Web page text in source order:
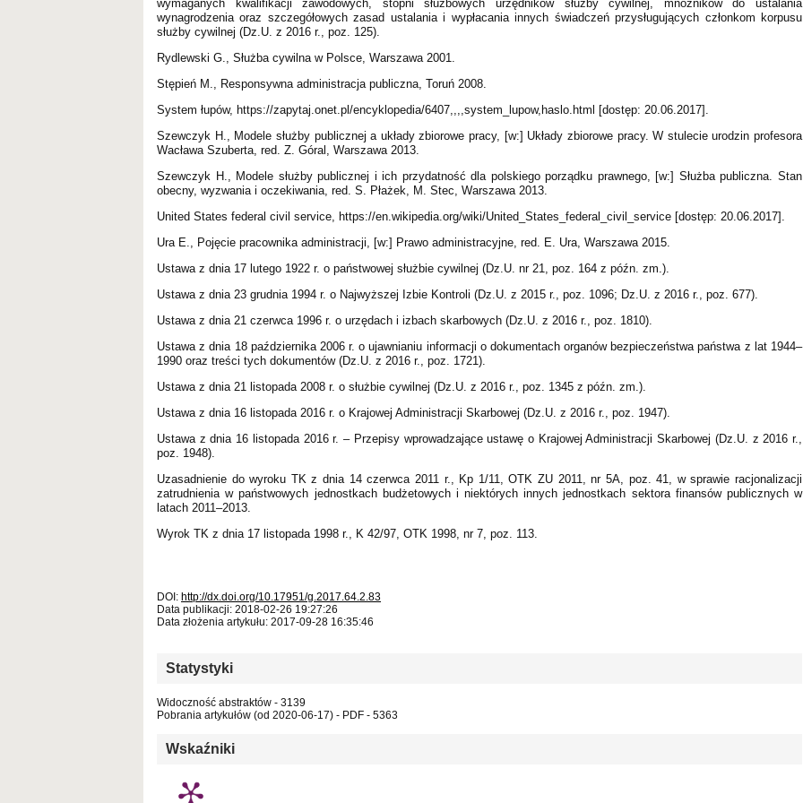
wymaganych kwalifikacji zawodowych, stopni służbowych urzędników służby cywilnej, mnożników do ustalania
wynagrodzenia oraz szczegółowych zasad ustalania i wypłacania innych świadczeń przysługujących członkom korpusu
służby cywilnej (Dz.U. z 2016 r., poz. 125).
Rydlewski G., Służba cywilna w Polsce, Warszawa 2001.
Stępień M., Responsywna administracja publiczna, Toruń 2008.
System łupów, https://zapytaj.onet.pl/encyklopedia/6407,,,,system_lupow,haslo.html [dostęp: 20.06.2017].
Szewczyk H., Modele służby publicznej a układy zbiorowe pracy, [w:] Układy zbiorowe pracy. W stulecie urodzin profesora
Wacława Szuberta, red. Z. Góral, Warszawa 2013.
Szewczyk H., Modele służby publicznej i ich przydatność dla polskiego porządku prawnego, [w:] Służba publiczna. Stan
obecny, wyzwania i oczekiwania, red. S. Płażek, M. Stec, Warszawa 2013.
United States federal civil service, https://en.wikipedia.org/wiki/United_States_federal_civil_service [dostęp: 20.06.2017].
Ura E., Pojęcie pracownika administracji, [w:] Prawo administracyjne, red. E. Ura, Warszawa 2015.
Ustawa z dnia 17 lutego 1922 r. o państwowej służbie cywilnej (Dz.U. nr 21, poz. 164 z późn. zm.).
Ustawa z dnia 23 grudnia 1994 r. o Najwyższej Izbie Kontroli (Dz.U. z 2015 r., poz. 1096; Dz.U. z 2016 r., poz. 677).
Ustawa z dnia 21 czerwca 1996 r. o urzędach i izbach skarbowych (Dz.U. z 2016 r., poz. 1810).
Ustawa z dnia 18 października 2006 r. o ujawnianiu informacji o dokumentach organów bezpieczeństwa państwa z lat 1944–
1990 oraz treści tych dokumentów (Dz.U. z 2016 r., poz. 1721).
Ustawa z dnia 21 listopada 2008 r. o służbie cywilnej (Dz.U. z 2016 r., poz. 1345 z późn. zm.).
Ustawa z dnia 16 listopada 2016 r. o Krajowej Administracji Skarbowej (Dz.U. z 2016 r., poz. 1947).
Ustawa z dnia 16 listopada 2016 r. – Przepisy wprowadzające ustawę o Krajowej Administracji Skarbowej (Dz.U. z 2016 r.,
poz. 1948).
Uzasadnienie do wyroku TK z dnia 14 czerwca 2011 r., Kp 1/11, OTK ZU 2011, nr 5A, poz. 41, w sprawie racjonalizacji
zatrudnienia w państwowych jednostkach budżetowych i niektórych innych jednostkach sektora finansów publicznych w
latach 2011–2013.
Wyrok TK z dnia 17 listopada 1998 r., K 42/97, OTK 1998, nr 7, poz. 113.
DOI: http://dx.doi.org/10.17951/g.2017.64.2.83
Data publikacji: 2018-02-26 19:27:26
Data złożenia artykułu: 2017-09-28 16:35:46
Statystyki
Widoczność abstraktów - 3139
Pobrania artykułów (od 2020-06-17) - PDF - 5363
Wskaźniki